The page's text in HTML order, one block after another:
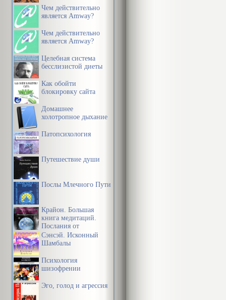
Чем действительно
является Amway?
Чем действительно
является Amway?
Целебная система
бесслизистой диеты
Как обойти
блокировку сайта
Домашнее
холотропное дыхание
Патопсихология
Путешествие души
Послы Млечного Пути
Крайон. Большая
книга медитаций.
Послания от
Источника
Сэнсэй. Исконный
Шамбалы
Психология
шизофрении
Эго, голод и агрессия